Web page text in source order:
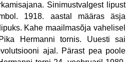
Sinimustvalgest lipust
1918. aastal määras äsja
Kahe maailmasõja vahelisel
Hermanni tornis. Uuesti sai
ajal. Pärast pea poole